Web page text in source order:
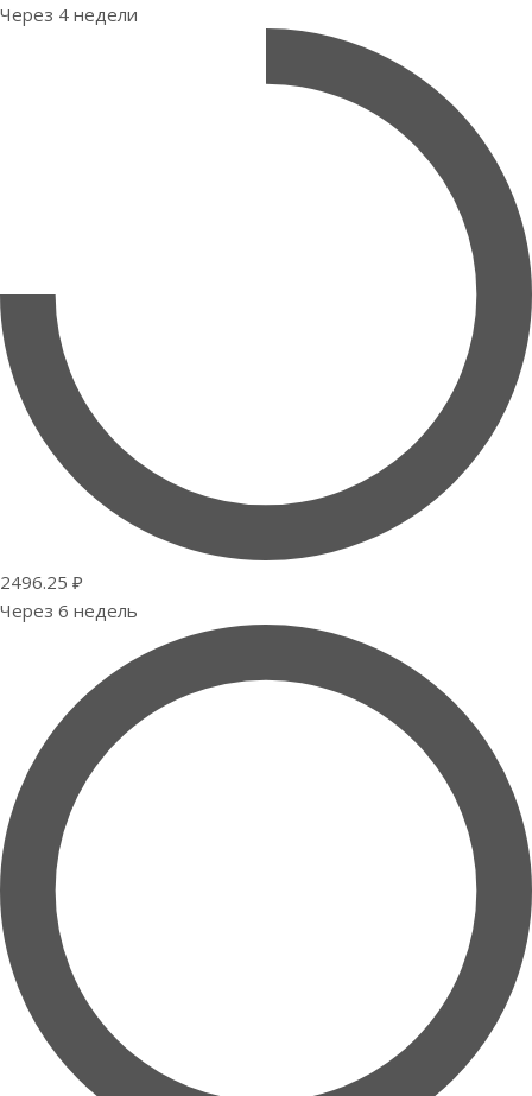
Через 4 недели
2496.25 ₽
Через 6 недель